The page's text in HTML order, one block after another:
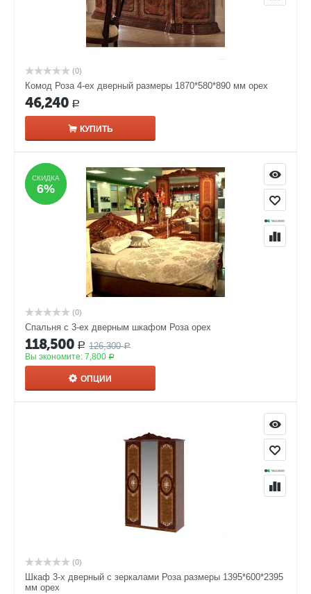
(0)
Комод Роза 4-ех дверный размеры 1870*580*890 мм орех
46,240 Р
КУПИТЬ
СКИДКА
6%
СКИДКА
6%
(0)
Спальня с 3-ех дверным шкафом Роза орех
118,500 Р 126,300 Р
Вы экономите: 7,800 Р
ОПЦИИ
(0)
Шкаф 3-х дверный с зеркалами Роза размеры 1395*600*2395
мм орех